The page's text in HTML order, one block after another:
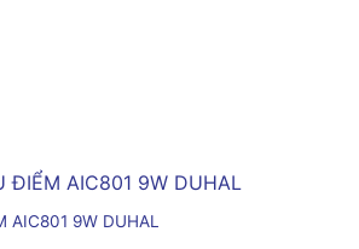
AIC801 9W DUHAL